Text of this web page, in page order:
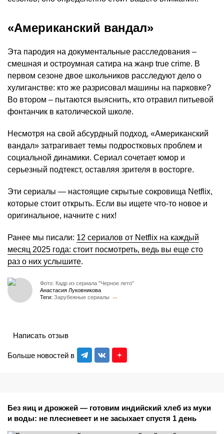
«Американский вандал»
Эта пародия на документальные расследования –
смешная и остроумная сатира на жанр true crime. В
первом сезоне двое школьников расследуют дело о
хулиганстве: кто же разрисовал машины на парковке?
Во втором – пытаются выяснить, кто отравил питьевой
фонтанчик в католической школе.
Несмотря на свой абсурдный подход, «Американский
вандал» затрагивает темы подростковых проблем и
социальной динамики. Сериал сочетает юмор и
серьезный подтекст, оставляя зрителя в восторге.
Эти сериалы — настоящие скрытые сокровища Netflix,
которые стоит открыть. Если вы ищете что-то новое и
оригинальное, начните с них!
Ранее мы писали: 12 сериалов от Netflix на каждый
месяц 2025 года: стоит посмотреть, ведь вы еще сто
раз о них услышите.
Фото: Кадр из сериала "Черное лето"
Анастасия Луковникова
Теги: Зарубежные сериалы
Больше новостей в
Написать отзыв
Без яиц и дрожжей — готовим индийский хлеб из муки
и воды: не плесневеет и не засыхает спустя 1 день